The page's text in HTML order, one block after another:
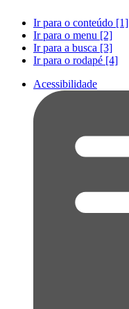
Ir para o conteúdo [1]
Ir para o menu [2]
Ir para a busca [3]
Ir para o rodapé [4]
Acessibilidade